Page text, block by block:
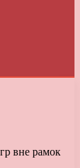
вне рамок